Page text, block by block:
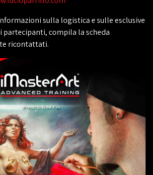
sulla logistica e sulle esclusive
partecipanti, compila la scheda
ricontattati.